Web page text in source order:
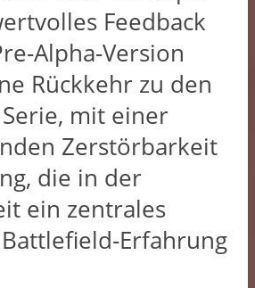
Feedback
Alpha-Version
Rückkehr zu den
mit einer
Zerstörbarkeit
die in der
ein zentrales
Erfahrung